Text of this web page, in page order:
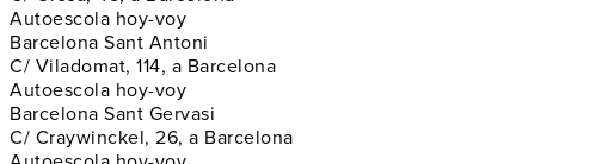
Autoescola hoy-voy
Barcelona Sant Antoni
C/ Viladomat, 114, a Barcelona
Autoescola hoy-voy
Barcelona Sant Gervasi
C/ Craywinckel, 26, a Barcelona